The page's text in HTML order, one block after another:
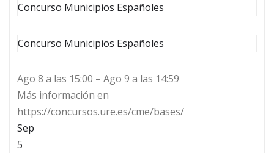
Concurso Municipios Españoles
Concurso Municipios Españoles
Ago 8 a las 15:00 – Ago 9 a las 14:59
Más información en
https://concursos.ure.es/cme/bases/
Sep
5